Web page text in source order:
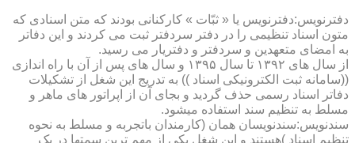
دفترنویس:دفترنویس یا « ثبّات » کارکنانی بودند که متن اسنادی که
متون اسناد تنظیمی را در دفتر سردفتر ثبت می کردند و این دفاتر
به امضای متعهدین و سردفتر و دفتریار می رسید.
از سال های ۱۳۹۲ تا سال ۱۳۹۵ و سال های پس از آن با راه اندازی
((سامانه ثبت الکترونیکی اسناد )) به تدریج این شغل از تشکیلات
دفاتر اسناد رسمی حذف گردید و بجای آن از اپراتور های ماهر و
مسلط به تنظیم سند استفاده میشود.
سندنویس:سندنویسان همان (کارمندان باتجربه و مسلط به نحوه
تنظیم اسناد )هستند و این شغل یکی از مهم ترین سمتها در یک